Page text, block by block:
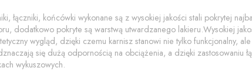
łączniki, końcówki wykonane są z wysokiej jakości stali pokrytej
dodatkowo pokryte są warstwą utwardzanego lakieru.Wysokiej
wygląd, dzięki czemu karnisz stanowi nie tylko funkcjonalny,
się dużą odpornością na obciążenia, a dzięki zastosowaniu
wykuszowych.